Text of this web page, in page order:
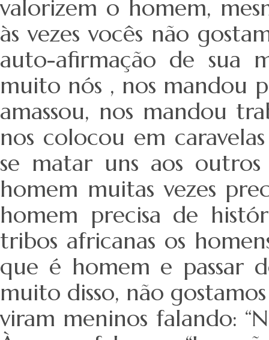
valorizem o homem,
às vezes vocês não
auto-afirmação de sua
muito nós , nos mandou
amassou, nos mandou
nos colocou em
se matar uns aos
homem muitas vezes
homem precisa de
tribos africanas os
que é homem e passar
muito disso, não
viram meninos falando: